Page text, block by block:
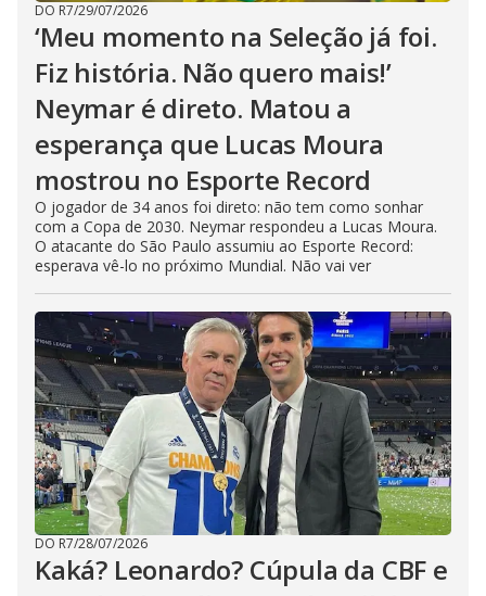
DO R7/29/07/2026
‘Meu momento na Seleção já foi.
Fiz história. Não quero mais!’
Neymar é direto. Matou a
esperança que Lucas Moura
mostrou no Esporte Record
O jogador de 34 anos foi direto: não tem como sonhar
com a Copa de 2030. Neymar respondeu a Lucas Moura.
O atacante do São Paulo assumiu ao Esporte Record:
esperava vê-lo no próximo Mundial. Não vai ver
DO R7/28/07/2026
Kaká? Leonardo? Cúpula da CBF e